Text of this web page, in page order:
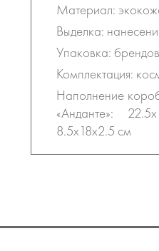
Материал:
Выделка:
Упаковка:
Комплектация:
Наполнение
«Анданте»:
8.5x18x2.5 см